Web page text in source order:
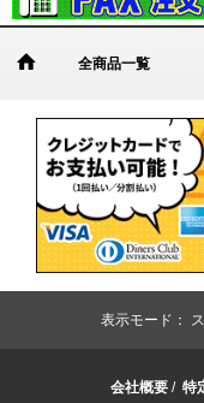
全商品一覧
表示モード：
会社概要 / 特